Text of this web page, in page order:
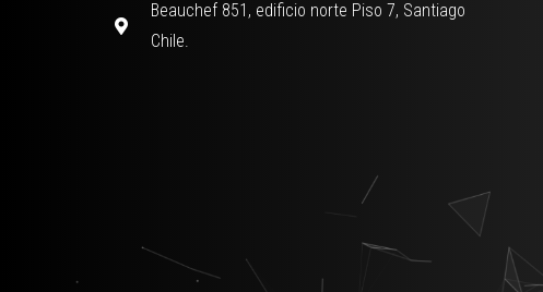
Beauchef 851, edificio norte Piso 7, Santiago
Chile.